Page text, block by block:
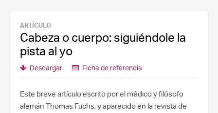
ARTÍCULO
Cabeza o cuerpo: siguiéndole la
pista al yo
Descargar Ficha de referencia
Este breve artículo escrito por el médico y filósofo
alemán Thomas Fuchs, y aparecido en la revista de